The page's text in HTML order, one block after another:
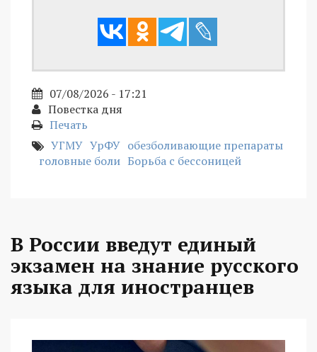
07/08/2026 - 17:21
Повестка дня
Печать
УГМУ УрФУ обезболивающие препараты
головные боли Борьба с бессоницей
В России введут единый
экзамен на знание русского
языка для иностранцев